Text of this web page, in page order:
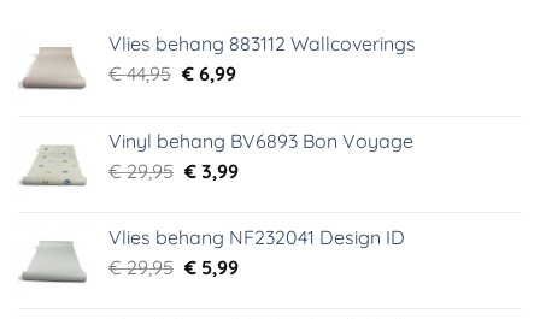
Vlies behang 883112 Wallcoverings
€44,95 Oorspronkelijke
€ 44,95.
€6,99Huidige
€ 6,99.
Vinyl behang BV6893 Bon Voyage
€29,95 Oorspronkelijke
€ 29,95.
€3,99Huidige
€ 3,99.
Vlies behang NF232041 Design ID
€29,95 Oorspronkelijke
€5,99Huidige